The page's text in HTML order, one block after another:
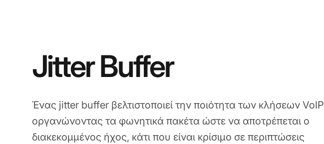
Jitter Buffer
Ένας jitter buffer βελτιστοποιεί την ποιότητα των κλήσεων VoIP
οργανώνοντας τα φωνητικά πακέτα ώστε να αποτρέπεται ο
διακεκομμένος ήχος, κάτι που είναι κρίσιμο σε περιπτώσεις